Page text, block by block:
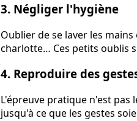
3. Négliger l'hygiène
Oublier de se laver les
charlotte… Ces petits oublis
4. Reproduire des
L'épreuve pratique n'est pas
jusqu'à ce que les gestes